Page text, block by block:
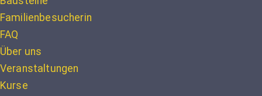
Familienbesucherin
FAQ
Über uns
Veranstaltungen
Kurse